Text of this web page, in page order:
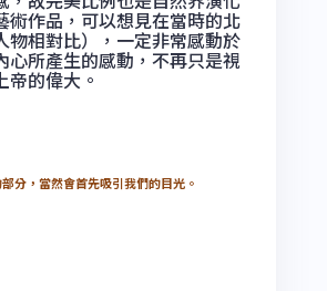
術作品，可以想見在當時的北
物相對比），一定非常感動於
所產生的感動，不再只是視
的偉大。
分，當然會首先吸引我們的目光。